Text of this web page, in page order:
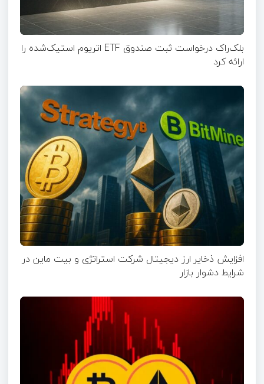
بلک‌راک درخواست ثبت صندوق ETF اتریوم استیک‌شده را
ارائه کرد
افزایش ذخایر ارز دیجیتال شرکت استراتژی و بیت ماین در
شرایط دشوار بازار